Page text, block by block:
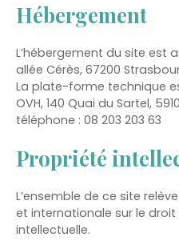
Hébergement
L’hébergement du site est
allée Cérès, 67200
La plate-forme technique
OVH, 140 Quai du Sartel,
téléphone : 08 203 203 63
Propriété
L’ensemble de ce site
et internationale sur le
intellectuelle.